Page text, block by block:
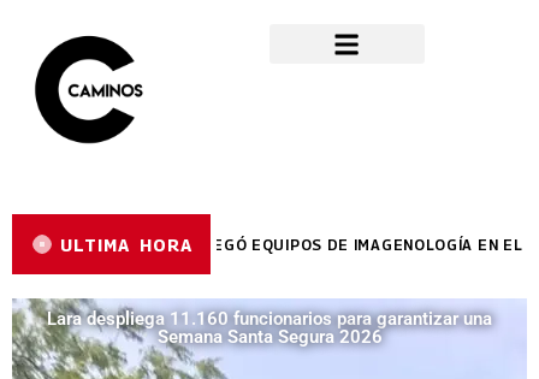
ULTIMA HORA
REYES REYES ENTREGÓ EQUIPOS DE IMAGENOLOGÍA EN EL
Lara despliega 11.160 funcionarios para garantizar una
Semana Santa Segura 2026